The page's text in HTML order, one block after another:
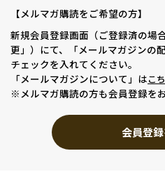
【メルマガ購読をご希望の方】
新規会員登録画面（ご登録済の場
更」）にて、「メールマガジンの
チェックを入れてください。
「メールマガジンについて」はこ
※メルマガ購読の方も会員登録を
会員登